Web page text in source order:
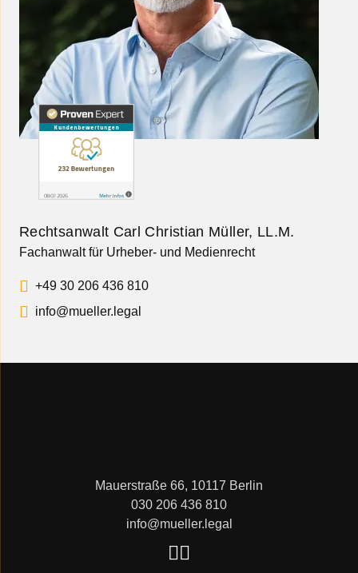
Rechtsanwalt Carl Christian Müller, LL.M.
Fachanwalt für Urheber- und Medienrecht
+49 30 206 436 810
info@mueller.legal
Mauerstraße 66, 10117 Berlin
030 206 436 810
info@mueller.legal